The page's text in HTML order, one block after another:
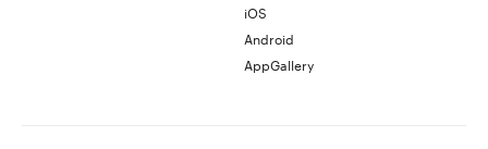
iOS
Android
AppGallery